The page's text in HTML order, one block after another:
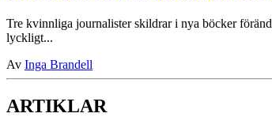
Tre kvinnliga journalister skildrar i nya böcker
lyckligt...
Av Inga Brandell
ARTIKLAR